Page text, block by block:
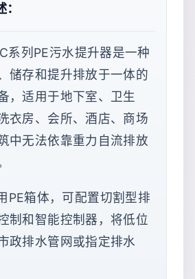
系列PE污水提升器是一种
储存和提升排放于一体的
，适用于地下室、卫生
衣房、会所、酒店、商场
中无法依靠重力自流排放
PE箱体，可配置切割型排
制和智能控制器，将低位
政排水管网或指定排水